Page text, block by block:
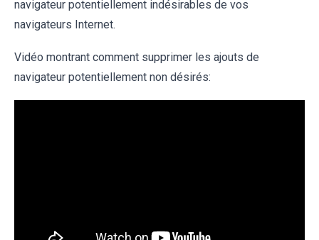
navigateur potentiellement indésirables de vos
navigateurs Internet.
Vidéo montrant comment supprimer les ajouts de
navigateur potentiellement non désirés: